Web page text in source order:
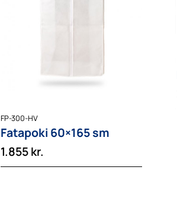
FP-300-HV
Fatapoki 60×165 sm
1.855kr.